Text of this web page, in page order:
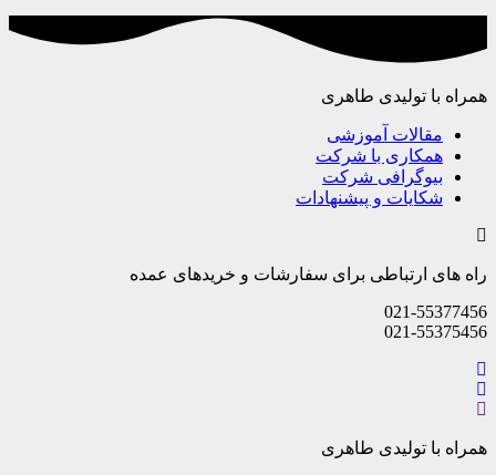
همراه با تولیدی طاهری
مقالات آموزشی
همکاری با شرکت
بیوگرافی شرکت
شکایات و پیشنهادات
راه های ارتباطی برای سفارشات و خریدهای عمده
021-55377456
021-55375456
همراه با تولیدی طاهری